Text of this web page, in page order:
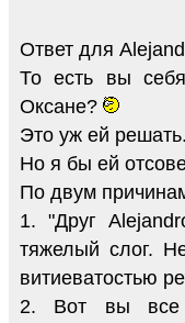
Ответ для
То есть вы
Оксане?
Это уж ей решать.
Но я бы ей
По двум
1. "Друг
тяжелый слог.
витиеватостью
2. Вот вы все